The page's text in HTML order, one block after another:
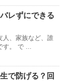
レずにできる
人、家族など、誰
す。 で ...
で防げる？回